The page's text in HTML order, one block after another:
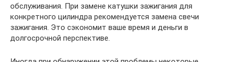
обслуживания. При замене катушки зажигания для
конкретного цилиндра рекомендуется замена свечи
зажигания. Это сэкономит ваше время и деньги в
долгосрочной перспективе.